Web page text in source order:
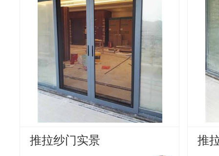
推拉纱门实景 推